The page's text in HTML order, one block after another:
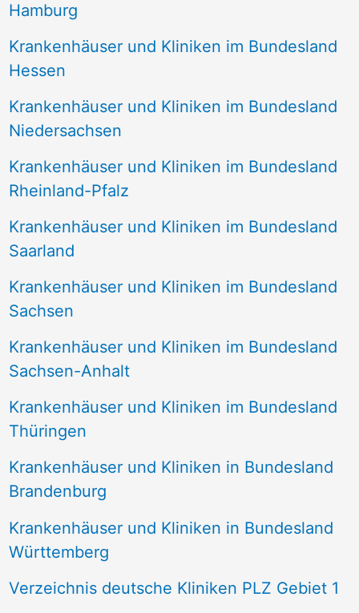
Hamburg
Krankenhäuser und Kliniken im Bundesland
Hessen
Krankenhäuser und Kliniken im Bundesland
Niedersachsen
Krankenhäuser und Kliniken im Bundesland
Rheinland-Pfalz
Krankenhäuser und Kliniken im Bundesland
Saarland
Krankenhäuser und Kliniken im Bundesland
Sachsen
Krankenhäuser und Kliniken im Bundesland
Sachsen-Anhalt
Krankenhäuser und Kliniken im Bundesland
Thüringen
Krankenhäuser und Kliniken in Bundesland
Brandenburg
Krankenhäuser und Kliniken in Bundesland
Württemberg
Verzeichnis deutsche Kliniken PLZ Gebiet 1